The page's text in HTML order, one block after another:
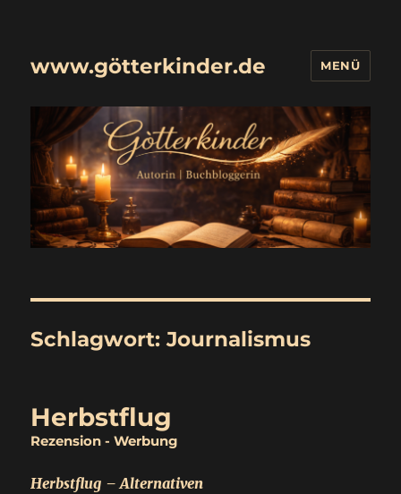
www.götterkinder.de MENÜ
Schlagwort:Journalismus
Herbstflug
Rezension - Werbung
Herbstflug – Alternativen